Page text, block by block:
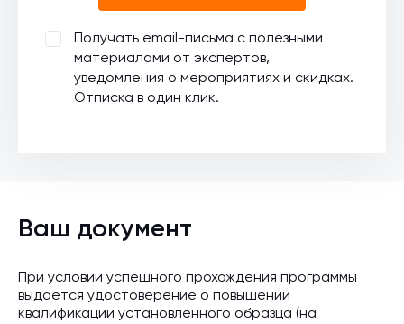
Получать email-письма с полезными
материалами от экспертов,
уведомления о мероприятиях и скидках.
Отписка в один клик.
Ваш документ
При условии успешного прохождения программы
выдается удостоверение о повышении
квалификации установленного образца (на